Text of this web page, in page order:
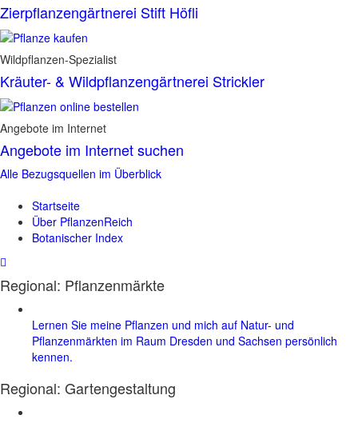
Zierpflanzengärtnerei Stift Höfli
Wildpflanzen-Spezialist
Kräuter- & Wildpflanzengärtnerei Strickler
Angebote im Internet
Angebote im Internet suchen
Alle Bezugsquellen im Überblick
Startseite
Über PflanzenReich
Botanischer Index
Regional: Pflanzenmärkte
Lernen Sie meine Pflanzen und mich auf Natur- und
Pflanzenmärkten im Raum Dresden und Sachsen persönlich
kennen.
Regional: Gartengestaltung